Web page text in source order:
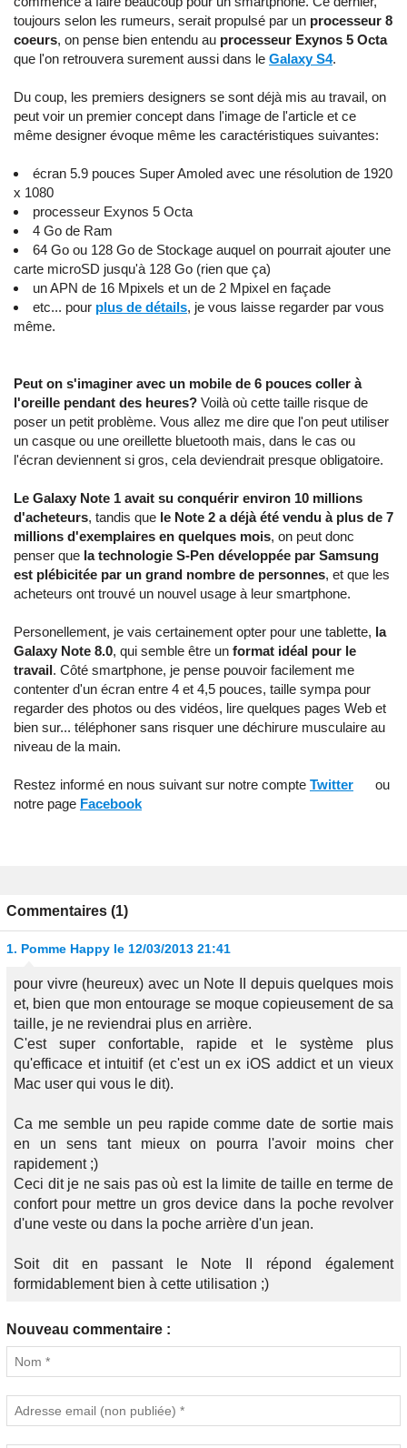
toujours selon les rumeurs, serait propulsé par un processeur 8
coeurs, on pense bien entendu au processeur Exynos 5 Octa
que l'on retrouvera surement aussi dans le Galaxy S4.
Du coup, les premiers designers se sont déjà mis au travail, on
peut voir un premier concept dans l'image de l'article et ce
même designer évoque même les caractéristiques suivantes:
écran 5.9 pouces Super Amoled avec une résolution de 1920
x 1080
processeur Exynos 5 Octa
4 Go de Ram
64 Go ou 128 Go de Stockage auquel on pourrait ajouter une
carte microSD jusqu'à 128 Go (rien que ça)
un APN de 16 Mpixels et un de 2 Mpixel en façade
etc... pour plus de détails, je vous laisse regarder par vous
même.
Peut on s'imaginer avec un mobile de 6 pouces coller à
l'oreille pendant des heures? Voilà où cette taille risque de
poser un petit problème. Vous allez me dire que l'on peut utiliser
un casque ou une oreillette bluetooth mais, dans le cas ou
l'écran deviennent si gros, cela deviendrait presque obligatoire.
Le Galaxy Note 1 avait su conquérir environ 10 millions
d'acheteurs, tandis que le Note 2 a déjà été vendu à plus de 7
millions d'exemplaires en quelques mois, on peut donc
penser que la technologie S-Pen développée par Samsung
est plébicitée par un grand nombre de personnes, et que les
acheteurs ont trouvé un nouvel usage à leur smartphone.
Personellement, je vais certainement opter pour une tablette, la
Galaxy Note 8.0, qui semble être un format idéal pour le
travail. Côté smartphone, je pense pouvoir facilement me
contenter d'un écran entre 4 et 4,5 pouces, taille sympa pour
regarder des photos ou des vidéos, lire quelques pages Web et
bien sur... téléphoner sans risquer une déchirure musculaire au
niveau de la main.
Restez informé en nous suivant sur notre compte Twitter
ou
notre page Facebook
Commentaires (1)
1. Pomme Happy le 12/03/2013 21:41
pour vivre (heureux) avec un Note II depuis quelques mois
et, bien que mon entourage se moque copieusement de sa
taille, je ne reviendrai plus en arrière.
C'est super confortable, rapide et le système plus
qu'efficace et intuitif (et c'est un ex iOS addict et un vieux
Mac user qui vous le dit).
Ca me semble un peu rapide comme date de sortie mais
en un sens tant mieux on pourra l'avoir moins cher
rapidement ;)
Ceci dit je ne sais pas où est la limite de taille en terme de
confort pour mettre un gros device dans la poche revolver
d'une veste ou dans la poche arrière d'un jean.
Soit dit en passant le Note II répond également
formidablement bien à cette utilisation ;)
Nouveau commentaire :